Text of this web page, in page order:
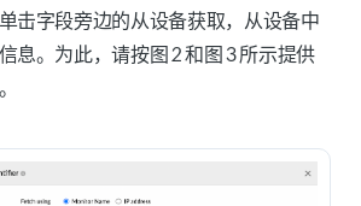
击字段旁边的从设备获取，从设备中
息。为此，请按图 2 和图 3 所示提供